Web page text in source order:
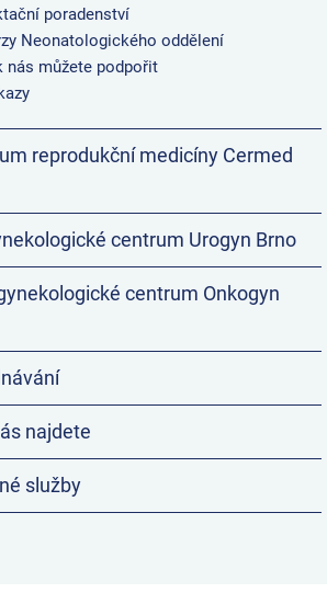
poradenství
Neonatologického oddělení
nás můžete podpořit
reprodukční medicíny Cermed
centrum Urogyn Brno
centrum Onkogyn
najdete
služby